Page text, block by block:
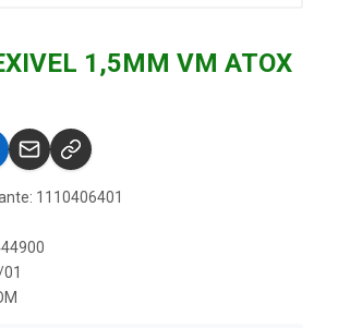
1,5MM VM ATOX
1110406401